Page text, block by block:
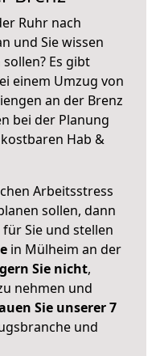
Ruhr nach
und Sie wissen
Es gibt
einem Umzug von
an der Brenz
bei der Planung
Hab &
Arbeitsstress
sollen, dann
Sie und stellen
in Mülheim an der
Sie nicht,
nehmen und
Sie unserer 7
und